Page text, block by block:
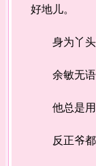
好地儿。
身为丫头的
余敏无语，
他总是用
反正爷都